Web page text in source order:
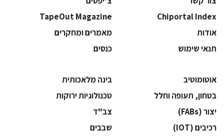
Chiportal Index
TapeOut Magazine
אודות
מאמרים ומחקרים
תנאי שימוש
כנסים
אוטומוטיב
בינה מלאכותית
בטחון, תעופה וחלל
‫טכנולוגיות ירוקות‬
‫יצור (‪(FABs‬‬
‫צב"ד‬
‫רכיבים‬ (IOT)
‫שבבים‬